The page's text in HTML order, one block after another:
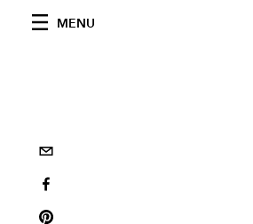
MENU